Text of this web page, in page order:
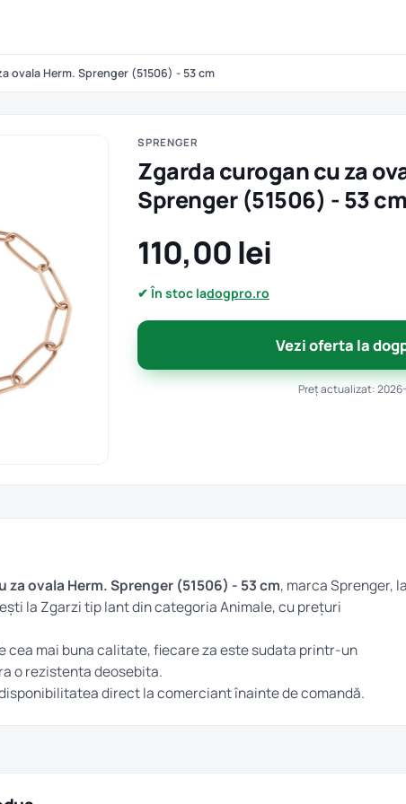
ovala Herm. Sprenger (51506) - 53 cm
SPRENGER
Zgarda curogan cu za
Sprenger (51506) - 53 cm
110,00 lei
✔ În stoc ladogpro.ro
Vezi oferta la
Preț actualizat:
za ovala Herm. Sprenger (51506) - 53 cm, marca Sprenger,
la Zgarzi tip lantdin categoriaAnimale, cu prețuri
cea mai buna calitate, fiecare za este sudata printr-un
o rezistenta deosebita.
direct la comerciant înainte de comandă.